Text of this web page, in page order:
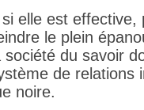
elle est
le plein
du savoir
de relations
noire.